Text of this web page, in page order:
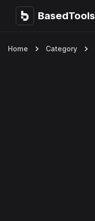
BasedTools
BasedTools
Home Category